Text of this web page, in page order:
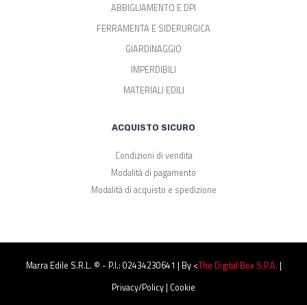
ABBIGLIAMENTO E DPI
FERRAMENTA E SIDERURGICA
GIARDINAGGIO
IMPERDIBILI
MATERIALI EDILI
ACQUISTO SICURO
Condizioni di vendita
Modalità di pagamento
Modalità di acquisto e spedizione
Marra Edile S.r.l. © - P.I.: 02434230641 | By <The Digital Box S.p.a. |
Privacy/Policy | Cookie